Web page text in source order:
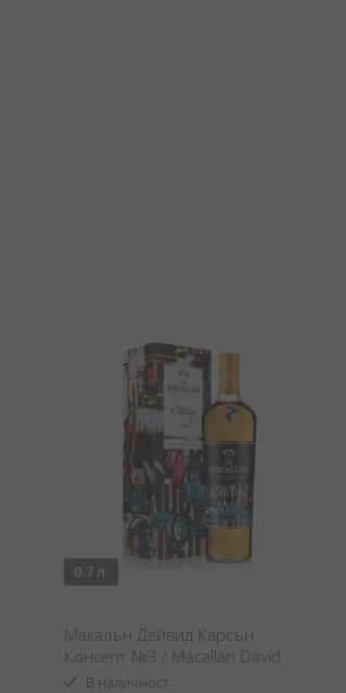
0.7 л.
Макалън Дейвид Карсън
Консепт №3 / Macallan David
Carson Concept №3
В наличност